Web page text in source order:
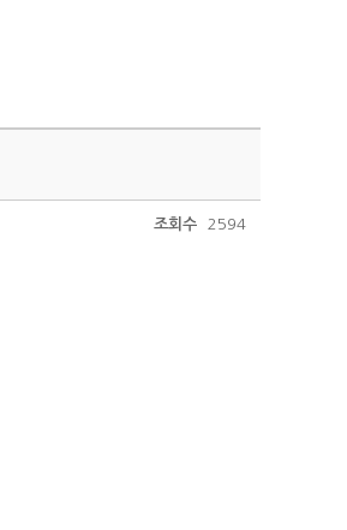
조회수 2594